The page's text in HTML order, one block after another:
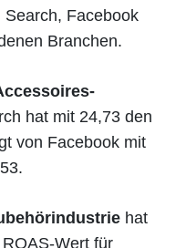
Facebook
Branchen.
hat mit 24,73 den
von Facebook mit
hat
Wert für